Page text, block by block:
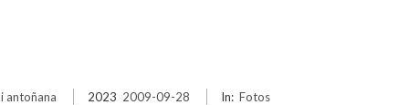
antoñana 2023 2009-09-28 In: Fotos